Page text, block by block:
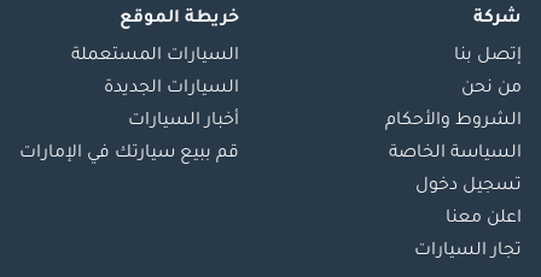
شركة
إتصل بنا
من نحن
الشروط والأحكام
السياسة الخاصة
تسجيل دخول
اعلن معنا
تجار السيارات
خريطة الموقع
السيارات المستعملة
السيارات الجديدة
أخبار السيارات
قم ببيع سيارتك في الإمارات